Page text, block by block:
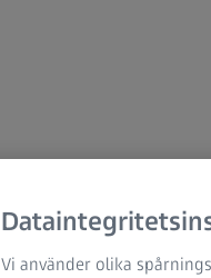
Vi använder olika